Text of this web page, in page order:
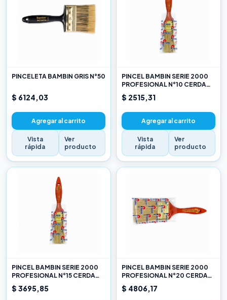
PINCELETA BAMBIN GRIS N°50
$ 6124,03
Agregar al carrito
Vista
rápida
Ver
producto
PINCEL BAMBIN SERIE 2000
PROFESIONAL N°10 CERDA
CHINA BLANCA
$ 2515,31
Agregar al carrito
Vista
rápida
Ver
producto
PINCEL BAMBIN SERIE 2000
PROFESIONAL N°15 CERDA
CHINA BLANCA
$ 3695,85
PINCEL BAMBIN SERIE 2000
PROFESIONAL N°20 CERDA
CHINA BLANCA
$ 4806,17